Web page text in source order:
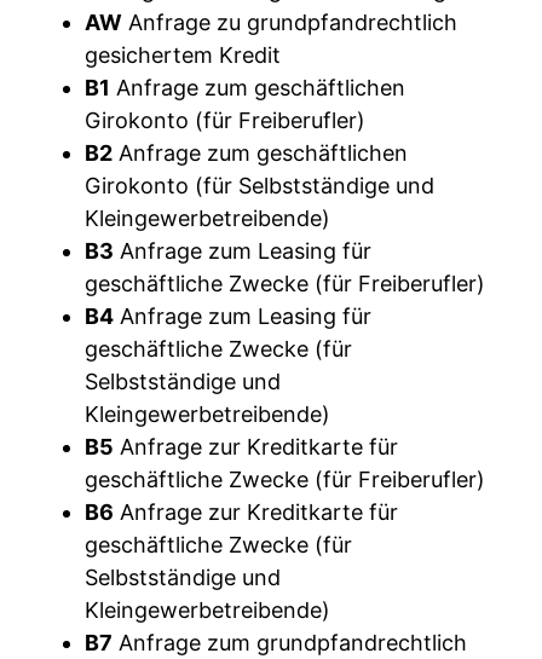
AW Anfrage zu grundpfandrechtlich
gesichertem Kredit
B1 Anfrage zum geschäftlichen
Girokonto (für Freiberufler)
B2 Anfrage zum geschäftlichen
Girokonto (für Selbstständige und
Kleingewerbetreibende)
B3 Anfrage zum Leasing für
geschäftliche Zwecke (für Freiberufler)
B4 Anfrage zum Leasing für
geschäftliche Zwecke (für
Selbstständige und
Kleingewerbetreibende)
B5 Anfrage zur Kreditkarte für
geschäftliche Zwecke (für Freiberufler)
B6 Anfrage zur Kreditkarte für
geschäftliche Zwecke (für
Selbstständige und
Kleingewerbetreibende)
B7 Anfrage zum grundpfandrechtlich